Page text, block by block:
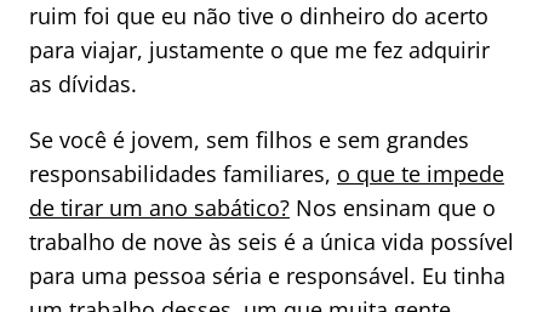
ruim foi que eu não tive o dinheiro do acerto
para viajar, justamente o que me fez adquirir
as dívidas.
Se você é jovem, sem filhos e sem grandes
responsabilidades familiares, o que te impede
de tirar um ano sabático? Nos ensinam que o
trabalho de nove às seis é a única vida possível
para uma pessoa séria e responsável. Eu tinha